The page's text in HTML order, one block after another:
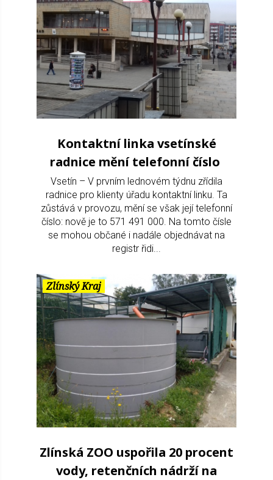
Kontaktní linka vsetínské
radnice mění telefonní číslo
Vsetín – V prvním lednovém týdnu zřídila
radnice pro klienty úřadu kontaktní linku. Ta
zůstává v provozu, mění se však její telefonní
číslo: nově je to 571 491 000. Na tomto čísle
se mohou občané i nadále objednávat na
registr řidi...
Zlínský Kraj
Zlínská ZOO uspořila 20 procent
vody, retenčních nádrží na